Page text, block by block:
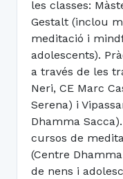
les classes:
Gestalt (inclou
meditació i
adolescents).
a través de les
Neri, CE Marc
Serena) i
Dhamma
cursos de
(Centre
de nens i